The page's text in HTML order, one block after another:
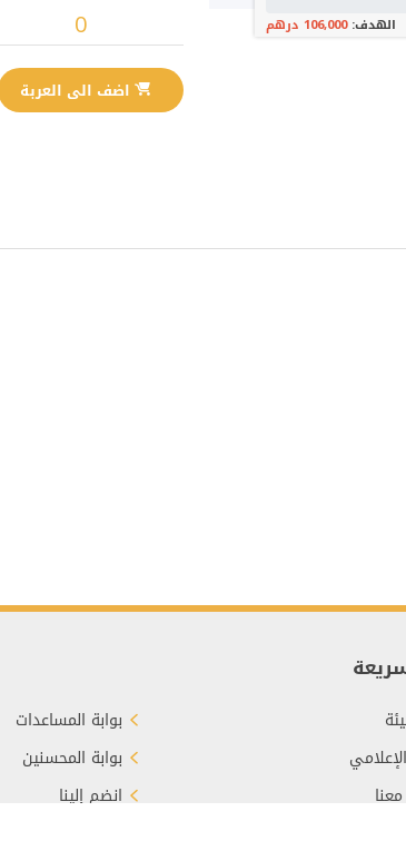
الهدف:106,000 درهم
بوابة المساعدات
بوابة المحسنين
انضم إلينا